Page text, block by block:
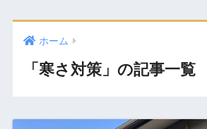
ホーム
「寒さ対策」の記事一覧